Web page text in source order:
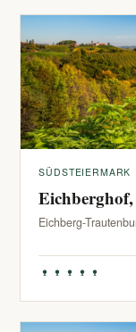
SÜDSTEIERMARK
Eichberg-